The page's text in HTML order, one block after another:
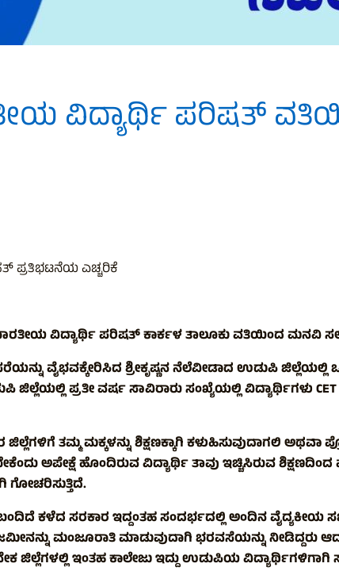
ವಿದ್ಯಾರ್ಥಿ ಪರಿಷತ್
ಪ್ರತಿಭಟನೆಯ ಎಚ್ಚರಿಕೆ
ಭಾರತೀಯ ವಿದ್ಯಾರ್ಥಿ ಪರಿಷತ್ ಕಾರ್ಕಳ ತಾಲೂಕು ವತಿಯಿಂದ ಮನವಿ
ವೈಭವಕ್ಕೇರಿಸಿದ ಶ್ರೀಕೃಷ್ಣನ ನೆಲೆವೀಡಾದ ಉಡುಪಿ ಜಿಲ್ಲೆಯಲ್ಲಿ
ಪ್ರತೀ ವರ್ಷ ಸಾವಿರಾರು ಸಂಖ್ಯೆಯಲ್ಲಿ ವಿದ್ಯಾರ್ಥಿಗಳು CET
ತಮ್ಮ ಮಕ್ಕಳನ್ನು ಶಿಕ್ಷಣಕ್ಕಾಗಿ ಕಳುಹಿಸುವುದಾಗಲಿ ಅಥವಾ
ಅಪೇಕ್ಷೆ ಹೊಂದಿರುವ ವಿದ್ಯಾರ್ಥಿ ತಾವು ಇಚ್ಚಿಸಿರುವ ಶಿಕ್ಷಣದಿಂದ
ಗೋಚರಿಸುತ್ತಿದೆ.
ಕಳೆದ ಸರಕಾರ ಇದ್ದಂತಹ ಸಂದರ್ಭದಲ್ಲಿ ಅಂದಿನ
ಮಂಜೂರಾತಿ ಮಾಡುವುದಾಗಿ ಭರವಸೆಯನ್ನು
ಇಂತಹ ಕಾಲೇಜು ಇದ್ದು ಉಡುಪಿಯ ವಿದ್ಯಾರ್ಥಿಗಳಿಗಾಗಿ